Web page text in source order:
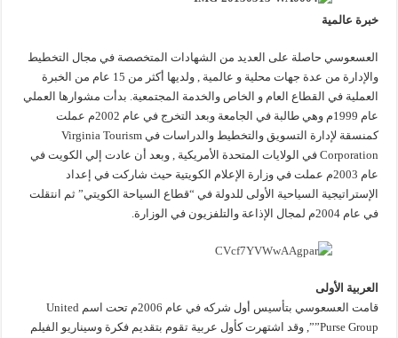
خبرة عالمية
العسعوسي حاصلة على العديد من الشهادات المتخصصة في مجال التخطيط
والإدارة من عدة جهات محلية و عالمية , ولديها أكثر من 15 عام من الخبرة
العملية في القطاع العام و الخاص والخدمة المجتمعية. بدأت مشوارها العملي
عام 1999م وهي طالبة في الجامعة وبعد التخرج في عام 2002م عملت
كمنسقة لإدارة التسويق والتخطيط والدراسات في Virginia Tourism
Corporation في الولايات المتحدة الأمريكية , وبعد أن عادت إلي الكويت في
عام 2003م عملت في وزارة الإعلام الكويتية حيث شاركت في إعداد
الإستراتيجية السياحية الأولى للدولة في “قطاع السياحة الكويتي” ثم انتقلت
في عام 2004م لمجال الإذاعة والتلفزيون في الوزارة.
العربية الأولى
قامت العسعوسي بتأسيس أول شركه في عام 2006م تحت اسم United
Purse Group””, وقد اشتهرت كأول عربية تقوم بتقديم فكرة وسيناريو الفيلم